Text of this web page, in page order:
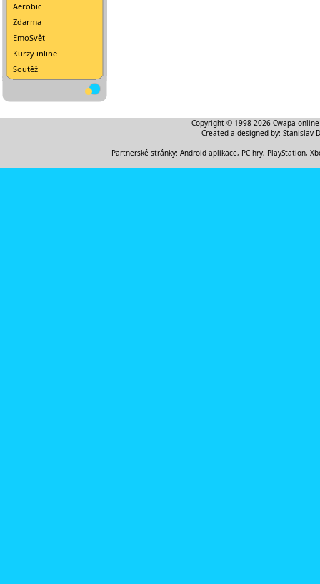
Aerobic
Zdarma
EmoSvět
Kurzy inline
Soutěž
Copyright © 1998-2026 Cwapa
Created a designed by: Stanislav
Partnerské stránky: Android aplikace, PC hry, PlayStation,